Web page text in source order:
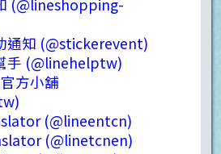
(@lineshopping-
通知 (@stickerevent)
手 (@linehelptw)
方小舖
(@lineentcn)
(@linetcnen)